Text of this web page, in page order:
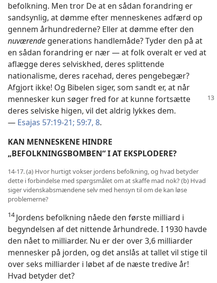
befolkning. Men tror De at en sådan forandring er
sandsynlig, at dømme efter menneskenes adfærd op
gennem århundrederne? Eller at dømme efter den
nuværende generations handlemåde? Tyder den på at
en sådan forandring er nær — at folk overalt er ved at
aflægge deres selviskhed, deres splittende
nationalisme, deres racehad, deres pengebegær?
Afgjort ikke! Og Bibelen siger, som sandt er, at når
mennesker kun søger fred for at kunne fortsætte
deres selviske higen, vil det aldrig lykkes dem.
— Esajas 57:19-21; 59:7, 8.
KAN MENNESKENE HINDRE
„BEFOLKNINGSBOMBEN“ I AT EKSPLODERE?
14-17. (a) Hvor hurtigt vokser jordens befolkning, og hvad betyder
dette i forbindelse med spørgsmålet om at skaffe mad nok? (b) Hvad
siger videnskabsmændene selv med hensyn til om de kan løse
problemerne?
14Jordens befolkning nåede den første milliard i
begyndelsen af det nittende århundrede. I 1930 havde
den nået to milliarder. Nu er der over 3,6 milliarder
mennesker på jorden, og det anslås at tallet vil stige til
over seks milliarder i løbet af de næste tredive år!
Hvad betyder det?